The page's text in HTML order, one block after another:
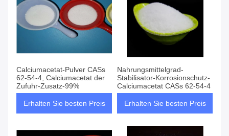
Calciumacetat-Pulver CASs
62-54-4, Calciumacetat der
Zufuhr-Zusatz-99%
Erhalten Sie besten Preis
Nahrungsmittelgrad-
Stabilisator-Korrosionschutz-
Calciumacetat CASs 62-54-4
Erhalten Sie besten Preis